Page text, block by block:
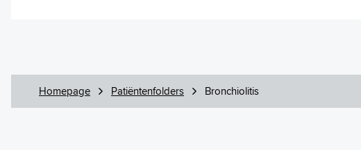
Homepage Patiëntenfolders Bronchiolitis